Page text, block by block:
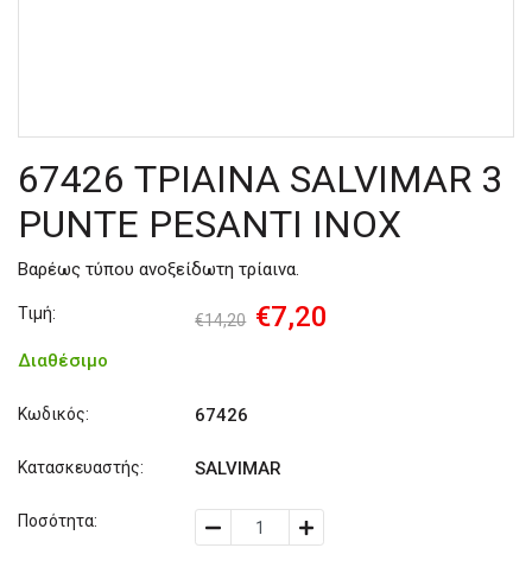
67426 ΤΡΙΑΙΝΑ SALVIMAR 3
PUNTE PESANTI INOX
Βαρέως τύπου ανοξείδωτη τρίαινα.
Τιμή: €14,20 €7,20
Διαθέσιμο
Κωδικός: 67426
Κατασκευαστής: SALVIMAR
Ποσότητα: